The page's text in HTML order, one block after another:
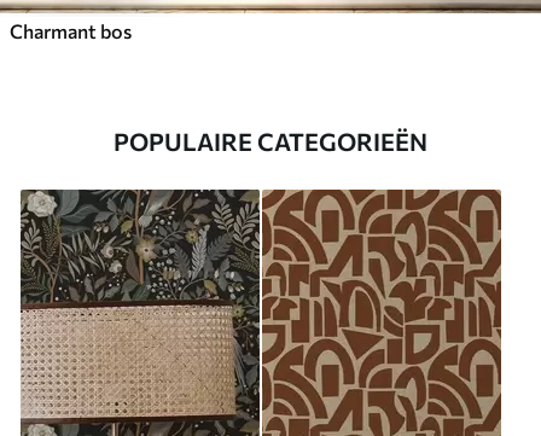
Charmant bos
POPULAIRE CATEGORIEËN